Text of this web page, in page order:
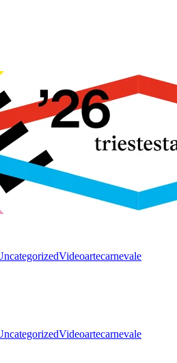
Videoartecarnevale
Videoartecarnevale